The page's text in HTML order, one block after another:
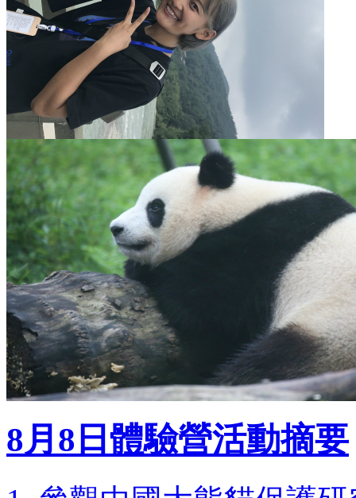
8月8日體驗營活動摘要